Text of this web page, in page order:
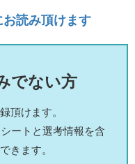
読み頂けます
でない方
頂けます。
ートと選考情報を含
きます。